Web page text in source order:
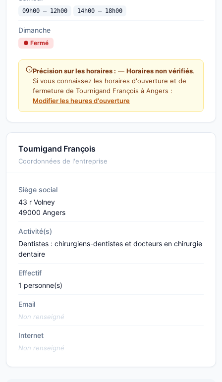
09h00 — 12h00 14h00 — 18h00
Dimanche
● Fermé
Précision sur les horaires : — Horaires non vérifiés.
Si vous connaissez les horaires d'ouverture et de
fermeture de Tournigand François à Angers :
Modifier les heures d'ouverture
Tournigand François
Coordonnées de l'entreprise
Siège social
43 r Volney
49000 Angers
Activité(s)
Dentistes : chirurgiens-dentistes et docteurs en chirurgie
dentaire
Effectif
1 personne(s)
Email
Non renseigné
Internet
Non renseigné